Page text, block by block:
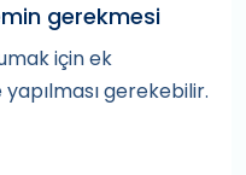
gerekmesi
için ek
gerekebilir.